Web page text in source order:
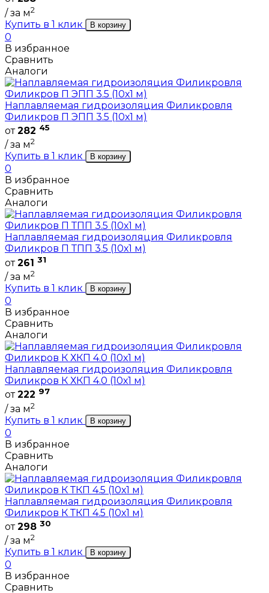
/ за м2
Купить в 1 клик В корзину
0
В избранное
Сравнить
Аналоги
Наплавляемая гидроизоляция Филикровля
Филикров П ЭПП 3.5 (10х1 м)
от282 45
/ за м2
Купить в 1 клик В корзину
0
В избранное
Сравнить
Аналоги
Наплавляемая гидроизоляция Филикровля
Филикров П ТПП 3.5 (10х1 м)
от261 31
/ за м2
Купить в 1 клик В корзину
0
В избранное
Сравнить
Аналоги
Наплавляемая гидроизоляция Филикровля
Филикров К ХКП 4.0 (10х1 м)
от222 97
/ за м2
Купить в 1 клик В корзину
0
В избранное
Сравнить
Аналоги
Наплавляемая гидроизоляция Филикровля
Филикров К ТКП 4.5 (10х1 м)
от298 30
/ за м2
Купить в 1 клик В корзину
0
В избранное
Сравнить